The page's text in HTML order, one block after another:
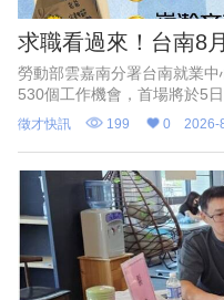
求職看過來！台南8
勞動部雲嘉南分署台南就業
530個工作機會，首場將於5
所6樓會議室舉辦「框住父愛
家企業現場徵才、4家企業代
徵才快訊 199 0 2026-